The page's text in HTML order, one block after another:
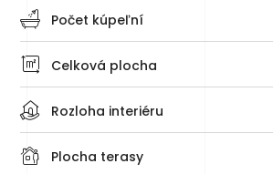
Rozloha interiéru
Počet kúpeľní
Celková plocha
Plocha terasy